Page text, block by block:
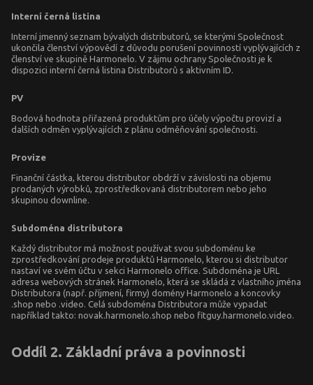
Interní černá listina
Interní jmenný seznam bývalých distributorů, se kterými Společnost
ukončila členství výpovědí z důvodu porušení povinností vyplývajících z
členství ve skupině Harmonelo. V zájmu ochrany Společnosti je k
dispozici interní černá listina Distributorů s aktivním ID.
PV
Bodová hodnota přiřazená produktům pro účely výpočtu provizí a
dalších odměn vyplývajících z plánu odměňování společnosti.
Provize
Finanční částka, kterou distributor obdrží v závislosti na objemu
prodaných výrobků, zprostředkovaná distributorem nebo jeho
skupinou downline.
Subdoména distributora
Každý distributor má možnost používat svou subdoménu ke
zprostředkování prodeje produktů Harmonelo, kterou si distributor
nastaví ve svém účtu v sekci Harmonelo office. Subdoména je URL
adresa webových stránek Harmonelo, která se skládá z vlastního jména
Distributora (např. příjmení, firmy) domény Harmonelo a koncovky
.shop nebo .video. Celá subdoména Distributora může vypadat
například takto: novak.harmonelo.shop nebo fitguy.harmonelo.video.
Oddíl 2. Základní práva a povinnosti